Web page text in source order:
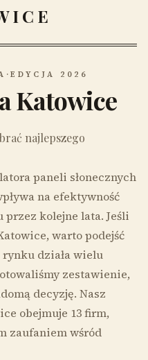
·EDYCJA 2026
Katowice
najlepszego
paneli słonecznych
na efektywność
przez kolejne lata. Jeśli
warto podejść
działa wielu
zestawienie,
decyzję. Nasz
obejmuje 13 firm,
zaufaniem wśród